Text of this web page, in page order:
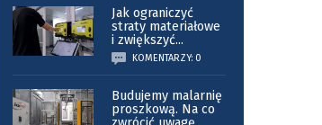
Jak ograniczyć
straty materiałowe
i zwiększyć...
KOMENTARZY: 0
Budujemy malarnię
proszkową. Na co